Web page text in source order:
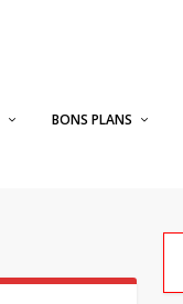
BONS PLANS